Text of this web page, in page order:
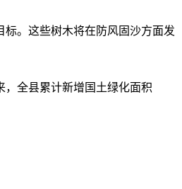
。这些树木将在防风固沙方面发
，全县累计新增国土绿化面积